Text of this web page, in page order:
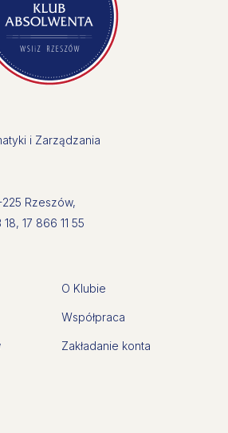
i Zarządzania
Rzeszów,
17 866 11 55
O Klubie
Współpraca
Zakładanie konta